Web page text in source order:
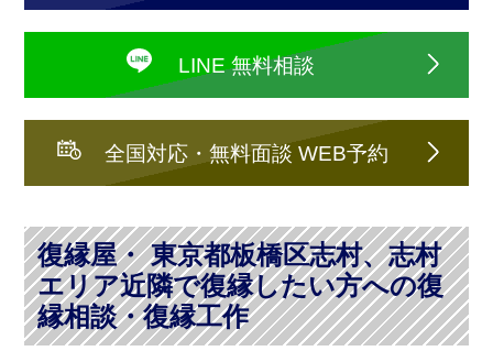
LINE 無料相談
全国対応・無料面談 WEB予約
復縁屋・ 東京都板橋区志村、志村
エリア近隣で復縁したい方への復
縁相談・復縁工作